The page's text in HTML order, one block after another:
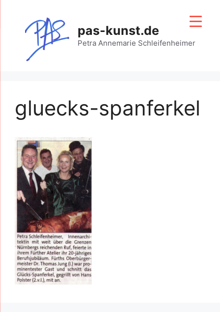
springen
pas-kunst.de
Petra Annemarie Schleifenheimer
gluecks-spanferkel